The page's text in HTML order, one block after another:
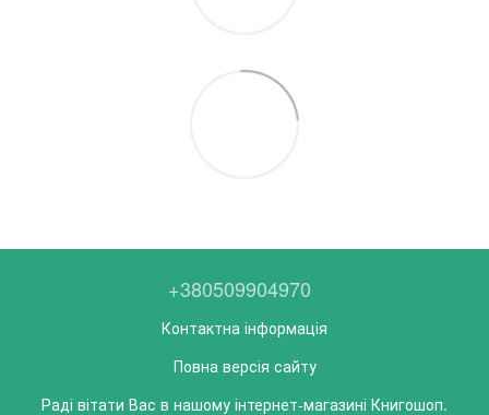
+380509904970
Контактна інформація
Повна версія сайту
Раді вітати Вас в нашому інтернет-магазині Книгошоп.